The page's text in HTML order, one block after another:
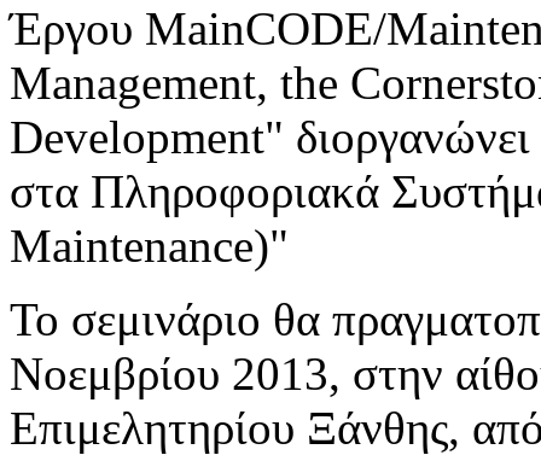
Έργου MainCODE/
Management, the
Development"
στα Πληροφοριακά
Maintenance)"
Το σεμινάριο θα
Νοεμβρίου 2013, στην
Επιμελητηρίου Ξάνθης,